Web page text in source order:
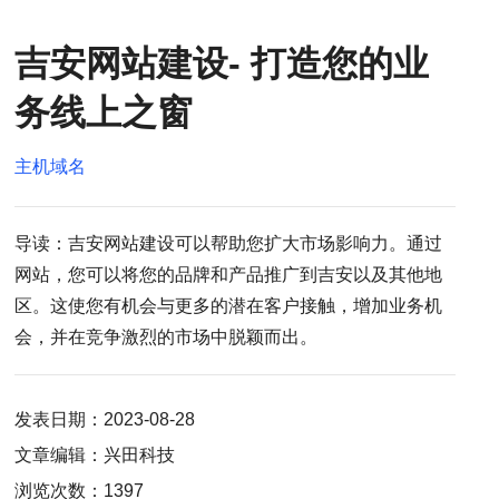
吉安网站建设- 打造您的业
务线上之窗
主机域名
导读：吉安网站建设可以帮助您扩大市场影响力。通过
网站，您可以将您的品牌和产品推广到吉安以及其他地
区。这使您有机会与更多的潜在客户接触，增加业务机
会，并在竞争激烈的市场中脱颖而出。
发表日期：2023-08-28
文章编辑：兴田科技
浏览次数：1397